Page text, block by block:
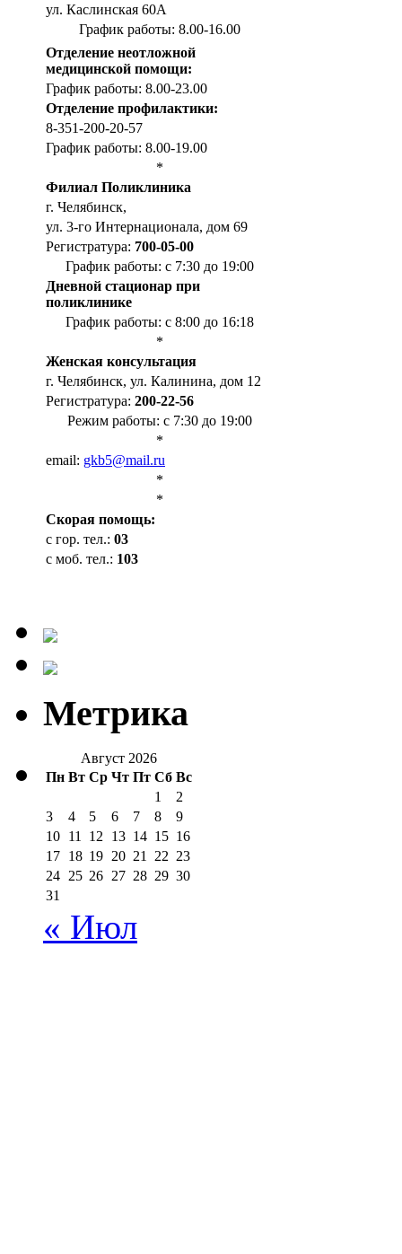
ул. Каслинская 60А
График работы: 8.00-16.00
Отделение неотложной
медицинской помощи:
График работы: 8.00-23.00
Отделение профилактики:
8-351-200-20-57
График работы: 8.00-19.00
*
Филиал Поликлиника
г. Челябинск,
ул. 3-го Интернационала, дом 69
Регистратура: 700-05-00
График работы: с 7:30 до 19:00
Дневной стационар при
поликлинике
График работы: с 8:00 до 16:18
*
Женская консультация
г. Челябинск, ул. Калинина, дом 12
Регистратура: 200-22-56
Режим работы: с 7:30 до 19:00
*
email: gkb5@mail.ru
*
*
Cкорая помощь:
с гор. тел.: 03
с моб. тел.: 103
Метрика
Август 2026
Пн Вт Ср Чт Пт Сб Вс
1
2
3
4 5 6 7 8
9
10 11 12 13 14 15 16
17 18 19 20 21 22 23
24 25 26 27 28 29 30
31
« Июл